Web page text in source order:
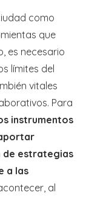
como
que
es necesario
límites del
vitales
Para
instrumentos
de estrategias
a las
al